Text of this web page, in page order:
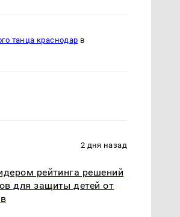
танца краснодар в
2 дня назад
рейтинга решений
для защиты детей от